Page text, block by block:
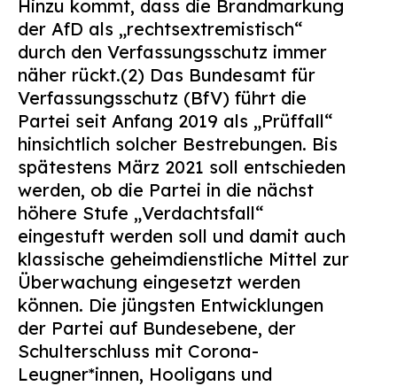
Hinzu kommt, dass die Brandmarkung
der AfD als „rechtsextremistisch“
durch den Verfassungsschutz immer
näher rückt.(2) Das Bundesamt für
Verfassungsschutz (BfV) führt die
Partei seit Anfang 2019 als „Prüffall“
hinsichtlich solcher Bestrebungen. Bis
spätestens März 2021 soll entschieden
werden, ob die Partei in die nächst
höhere Stufe „Verdachtsfall“
eingestuft werden soll und damit auch
klassische geheimdienstliche Mittel zur
Überwachung eingesetzt werden
können. Die jüngsten Entwicklungen
der Partei auf Bundesebene, der
Schulterschluss mit Corona-
Leugner*innen, Hooligans und